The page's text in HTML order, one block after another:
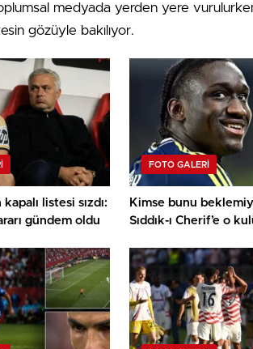
medyada yerden yere
gözüyle bakılıyor.
listesi sızdı:
gündem oldu
FOTO GALERI
Kimse bunu
Sıddık-ı Cherif’e o